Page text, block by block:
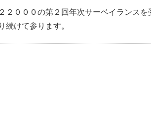
０００の第２回年次サーベイランスを
続けて参ります。